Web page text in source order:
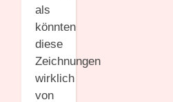
als
könnten
diese
Zeichnungen
wirklich
von